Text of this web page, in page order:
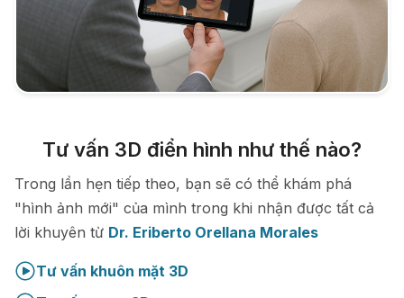
Tư vấn 3D điển hình như thế nào?
Trong lần hẹn tiếp theo, bạn sẽ có thể khám phá
"hình ảnh mới" của mình trong khi nhận được tất cả
lời khuyên từ Dr. Eriberto Orellana Morales
Tư vấn khuôn mặt 3D